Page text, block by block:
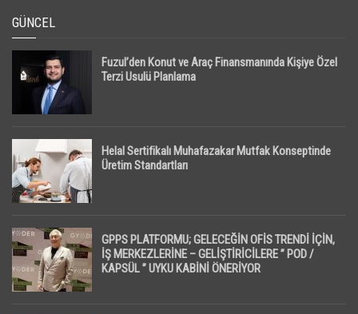
GÜNCEL
Fuzul’den Konut ve Araç Finansmanında Kişiye Özel
Terzi Usulü Planlama
Helal Sertifikalı Muhafazakar Mutfak Konseptinde
Üretim Standartları
GPPS PLATFORMU; GELECEĞİN OFİS TRENDİ İÇİN,
İŞ MERKEZLERİNE – GELİŞTİRİCİLERE ” POD /
KAPSÜL ” UYKU KABİNİ ÖNERİYOR